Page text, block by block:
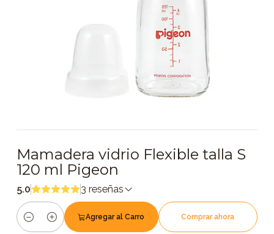
Mamadera vidrio Flexible talla S
120 ml Pigeon
5.0 3 reseñas
Cantidad
Agregar al Carro Comprar ahora